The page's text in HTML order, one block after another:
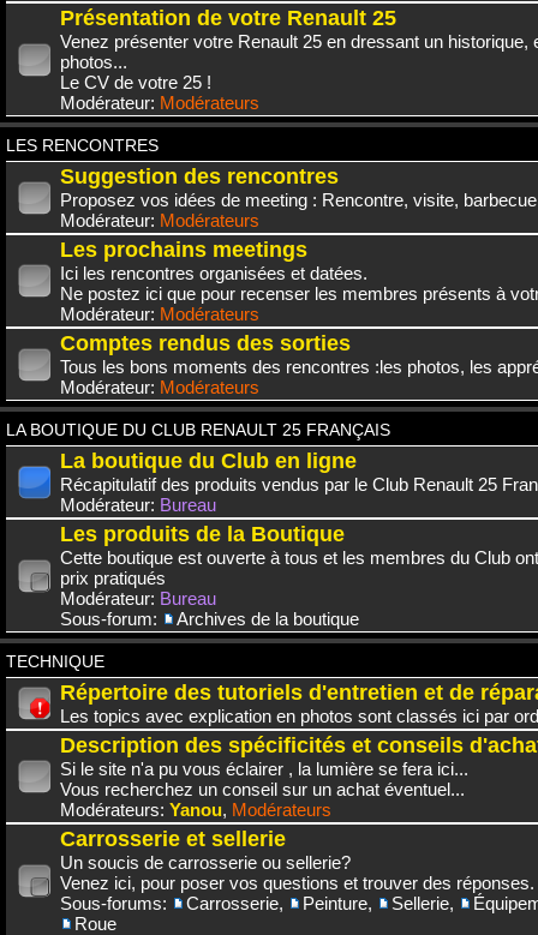
Présentation de votre Renault 25
Venez présenter votre Renault 25 en dressant un historique,
photos...
Le CV de votre 25 !
Modérateur: Modérateurs
LES RENCONTRES
Suggestion des rencontres
Proposez vos idées de meeting : Rencontre, visite,
Modérateur: Modérateurs
Les prochains meetings
Ici les rencontres organisées et datées.
Ne postez ici que pour recenser les membres présents à
Modérateur: Modérateurs
Comptes rendus des sorties
Tous les bons moments des rencontres :les photos, les
Modérateur: Modérateurs
LA BOUTIQUE DU CLUB RENAULT 25 FRANÇAIS
La boutique du Club en ligne
Récapitulatif des produits vendus par le Club Renault 25
Modérateur: Bureau
Les produits de la Boutique
Cette boutique est ouverte à tous et les membres du Club
prix pratiqués
Modérateur: Bureau
Sous-forum:
Archives de la boutique
TECHNIQUE
Répertoire des tutoriels d'entretien et de
Les topics avec explication en photos sont classés ici par
Description des spécificités et conseils
Si le site n'a pu vous éclairer , la lumière se fera ici...
Vous recherchez un conseil sur un achat éventuel...
Modérateurs: Yanou, Modérateurs
Carrosserie et sellerie
Un soucis de carrosserie ou sellerie?
Venez ici, pour poser vos questions et trouver des réponses.
Sous-forums:
Carrosserie, Peinture, Sellerie,
Roue